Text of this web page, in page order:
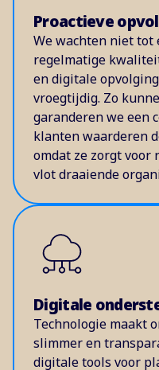
Proactieve
We wachten niet tot
regelmatige
en digitale
vroegtijdig. Zo
garanderen we een
klanten waarderen
omdat ze zorgt voor
vlot draaiende
Digitale
Technologie maakt
slimmer en
digitale tools voor